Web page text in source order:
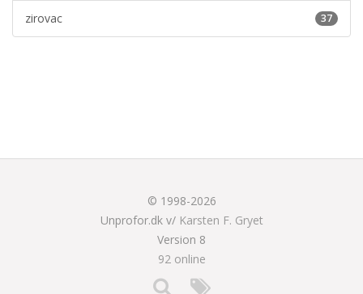
37
zirovac
© 1998-2026
Unprofor.dk v/ Karsten F. Gryet
Version 8
92 online